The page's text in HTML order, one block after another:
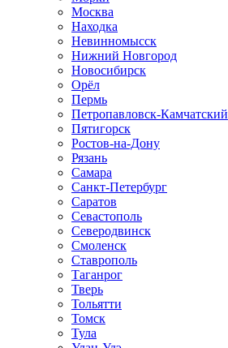
Москва
Находка
Невинномысск
Нижний Новгород
Новосибирск
Орёл
Пермь
Петропавловск-Камчатский
Пятигорск
Ростов-на-Дону
Рязань
Самара
Санкт-Петербург
Саратов
Севастополь
Северодвинск
Смоленск
Ставрополь
Таганрог
Тверь
Тольятти
Томск
Тула